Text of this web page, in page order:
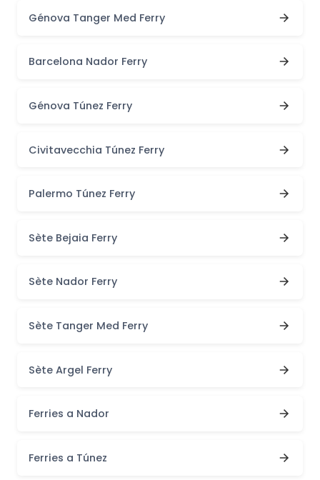
Génova Tanger Med Ferry
Barcelona Nador Ferry
Génova Túnez Ferry
Civitavecchia Túnez Ferry
Palermo Túnez Ferry
Sète Bejaia Ferry
Sète Nador Ferry
Sète Tanger Med Ferry
Sète Argel Ferry
Ferries a Nador
Ferries a Túnez